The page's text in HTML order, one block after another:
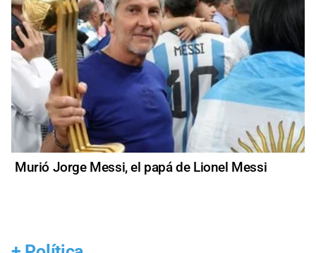
Murió Jorge Messi, el papá de Lionel Messi